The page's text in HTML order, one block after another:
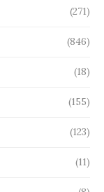
(271)
(846)
(18)
(155)
(123)
(11)